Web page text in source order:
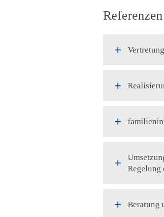
Referenzen
Regelung
Beratung